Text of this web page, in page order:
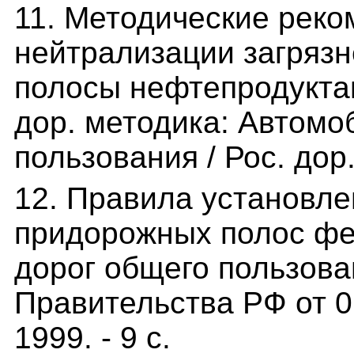
11. Методические
нейтрализации
полосы
дор. методика:
пользования / Рос.
12. Правила
придорожных полос
дорог общего
Правительства РФ от
1999. - 9 с.